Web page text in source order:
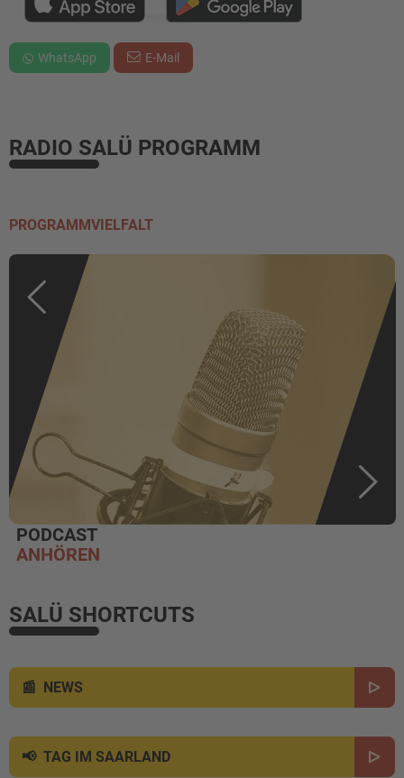
WhatsApp E-Mail
RADIO SALÜ PROGRAMM
PROGRAMMVIELFALT
PODCAST
ANHÖREN
SALÜ SHORTCUTS
NEWS
TAG IM SAARLAND